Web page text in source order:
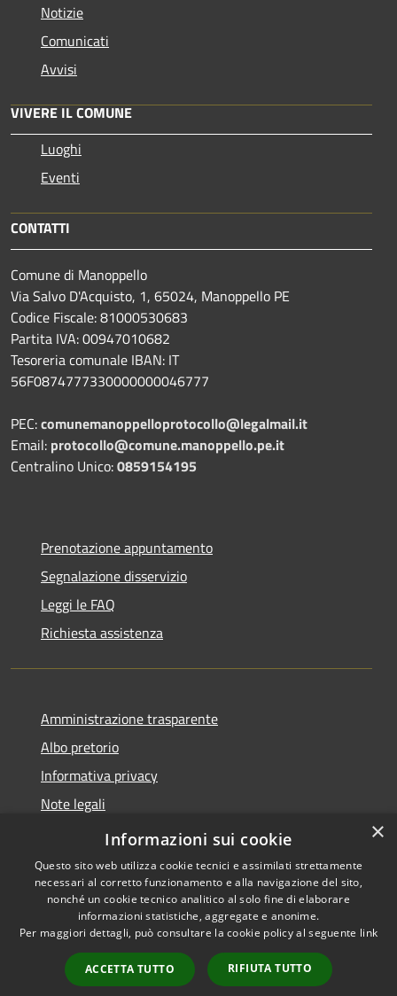
Notizie
Comunicati
Avvisi
VIVERE IL COMUNE
Luoghi
Eventi
CONTATTI
Comune di Manoppello
Via Salvo D'Acquisto, 1, 65024, Manoppello PE
Codice Fiscale: 81000530683
Partita IVA: 00947010682
Tesoreria comunale IBAN: IT
56F0874777330000000046777
PEC:comunemanoppelloprotocollo@legalmail.it
Email: protocollo@comune.manoppello.pe.it
Centralino Unico:0859154195
Prenotazione appuntamento
Segnalazione disservizio
Leggi le FAQ
Richiesta assistenza
Amministrazione trasparente
Albo pretorio
Informativa privacy
Note legali
Dichiarazione di accessibilità
Accessibilità
Copyright © 2026 • Comune di
Manoppello • Powered by
Municipium•
Accesso
redazione
×
Informazioni sui cookie
Questo sito web utilizza cookie tecnici e assimilati strettamente
necessari al corretto funzionamento e alla navigazione del sito,
nonché un cookie tecnico analitico al solo fine di elaborare
informazioni statistiche, aggregate e anonime.
Per maggiori dettagli, può consultare la cookie policy al seguente link
ACCETTA TUTTO RIFIUTA TUTTO